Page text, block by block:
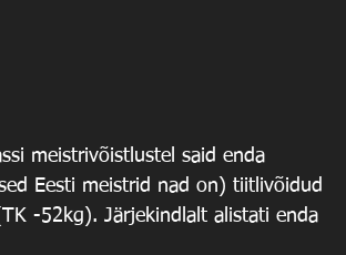
meistrivõistlustel said enda
Eesti meistrid nad on) tiitlivõidud
-52kg). Järjekindlalt alistati enda